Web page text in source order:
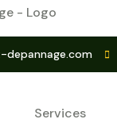
depannage.com
Services